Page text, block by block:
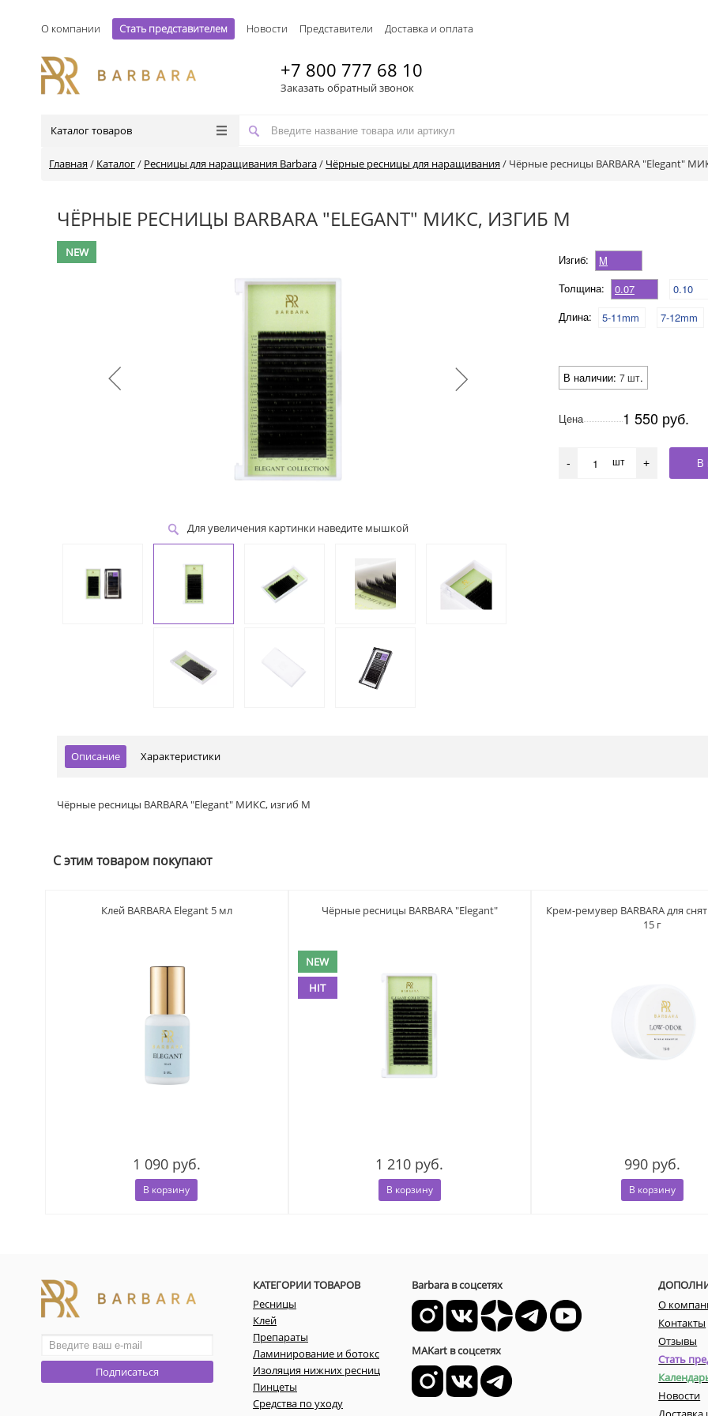
О компании Стать представителем Новости Представители Доставка и оплата
+7 800 777 68 10
Заказать обратный звонок
Каталог товаров
Главная / Каталог/ Ресницы для наращивания Barbara/ Чёрные ресницы для наращивания / Чёрные ресницы BARBARA "Elegant"
ЧЁРНЫЕ РЕСНИЦЫ BARBARA "ELEGANT" МИКС, ИЗГИБ M
NEW
Для увеличения картинки наведите мышкой
Изгиб:
M
Толщина:
0.07
0.10
Длина:
5-11mm 7-12mm
В наличии: 7 шт.
Цена 1 550 руб.
- шт + В
Описание Характеристики
Чёрные ресницы BARBARA "Elegant" МИКС, изгиб M
С этим товаром покупают
Клей BARBARA Elegant 5 мл
1 090 руб.
В корзину
Чёрные ресницы BARBARA "Elegant"
NEW
HIT
1 210 руб.
В корзину
Крем-ремувер BARBARA для
15 г
990 руб.
В корзину
Подписаться
КАТЕГОРИИ ТОВАРОВ
Ресницы
Клей
Препараты
Ламинирование и ботокс
Изоляция нижних ресниц
Пинцеты
Средства по уходу
Barbara в соцсетях
MAKart в соцсетях
О
Контакты
Отзывы
Стать
Новости